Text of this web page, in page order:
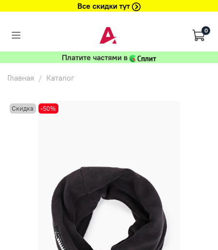
Все скидки тут
0
Платите частями в
Главная Каталог
Скидка -50%